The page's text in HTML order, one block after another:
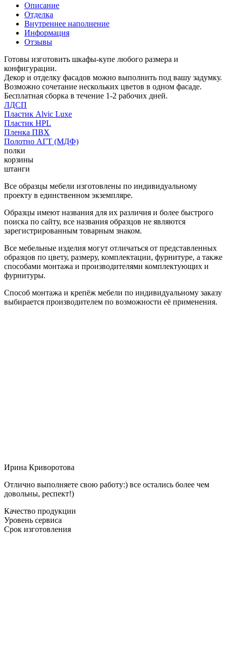
Описание
Отделка
Внутреннее наполнение
Информация
Отзывы
Готовы изготовить шкафы-купе любого размера и
конфигурации.
Декор и отделку фасадов можно выполнить под вашу задумку.
Возможно сочетание нескольких цветов в одном фасаде.
Бесплатная сборка в течение 1-2 рабочих дней.
ЛДСП
Пластик Alvic Luxe
Пластик HPL
Пленка ПВХ
Полотно АГТ (МДФ)
полки
корзины
штанги
Все образцы мебели изготовлены по индивидуальному
проекту в единственном экземпляре.
Образцы имеют названия для их различия и более быстрого
поиска по сайту, все названия образцов не являются
зарегистрированным товарным знаком.
Все мебельные изделия могут отличаться от представленных
образцов по цвету, размеру, комплектации, фурнитуре, а также
способами монтажа и производителями комплектующих и
фурнитуры.
Способ монтажа и крепёж мебели по индивидуальному заказу
выбирается производителем по возможности её применения.
Ирина Криворотова
Отлично выполняете свою работу:) все остались более чем
довольны, респект!)
Качество продукции
Уровень сервиса
Срок изготовления